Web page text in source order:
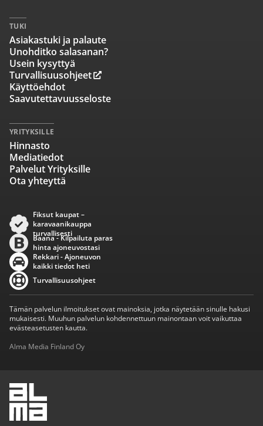
TUKI
Asiakastuki ja palaute
Unohditko salasanan?
Usein kysyttyä
Turvallisuusohjeet
Käyttöehdot
Saavutettavuusseloste
YRITYKSILLE
Hinnasto
Mediatiedot
Palvelut Yrityksille
Ota yhteyttä
Fiksut kaupat –
karavaanikauppa
turvallisesti
Baana - Kilpailuta paras
hinta ajoneuvostasi
Rekkari - Ajoneuvon
kaikki tiedot heti
Turvallisuusohjeet
Tämän palvelun ilmoitukset ovat mainoksia, jotka näytetään sinulle hakusi
mukaisesti. Muuhun palvelun kohdennettuun mainontaan voit vaikuttaa
evästeasetusten kautta.
Alma Media Finland Oy